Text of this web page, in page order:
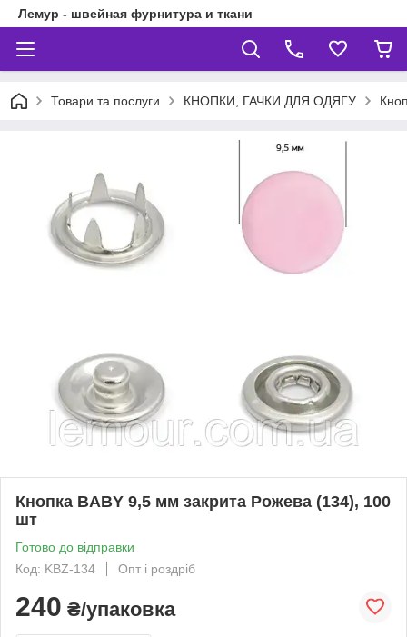
Лемур - швейная фурнитура и ткани
Товари та послуги КНОПКИ, ГАЧКИ ДЛЯ ОДЯГУ
Кнопка BABY 9,5 мм закрита Рожева (134), 100
шт
Готово до відправки
Код: KBZ-134
Опт і роздріб
240 ₴/упаковка